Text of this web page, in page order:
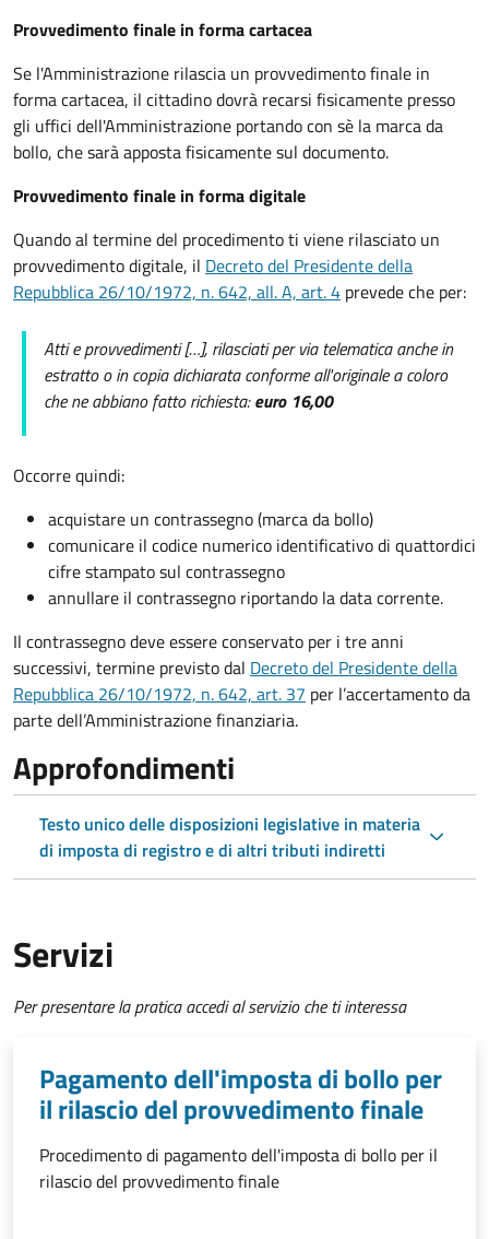
Provvedimento finale in forma cartacea
Se l'Amministrazione rilascia un provvedimento finale in
forma cartacea, il cittadino dovrà recarsi fisicamente presso
gli uffici dell'Amministrazione portando con sè la marca da
bollo, che sarà apposta fisicamente sul documento.
Provvedimento finale in forma digitale
Quando al termine del procedimento ti viene rilasciato un
provvedimento digitale, il Decreto del Presidente della
Repubblica 26/10/1972, n. 642, all. A, art. 4 prevede che per:
Atti e provvedimenti […], rilasciati per via telematica anche in
estratto o in copia dichiarata conforme all'originale a coloro
che ne abbiano fatto richiesta:euro 16,00
Occorre quindi:
acquistare un contrassegno (marca da bollo)
comunicare il codice numerico identificativo di quattordici
cifre stampato sul contrassegno
annullare il contrassegno riportando la data corrente.
Il contrassegno deve essere conservato per i tre anni
successivi, termine previsto dal Decreto del Presidente della
Repubblica 26/10/1972, n. 642, art. 37 per l’accertamento da
parte dell’Amministrazione finanziaria.
Approfondimenti
Testo unico delle disposizioni legislative in materia
di imposta di registro e di altri tributi indiretti
Servizi
Per presentare la pratica accedi al servizio che ti interessa
Pagamento dell'imposta di bollo per
il rilascio del provvedimento finale
Procedimento di pagamento dell'imposta di bollo per il
rilascio del provvedimento finale